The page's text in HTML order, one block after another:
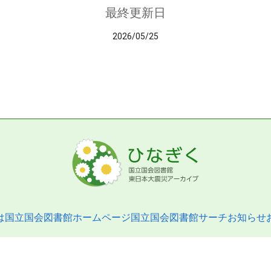
最終更新日
2026/05/25
国立国会図書館ホームページ国立国会図書館サーチお知らせ